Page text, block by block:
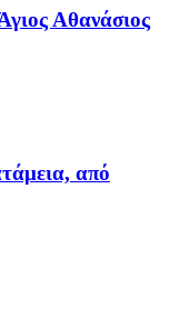
Αθανάσιος
από